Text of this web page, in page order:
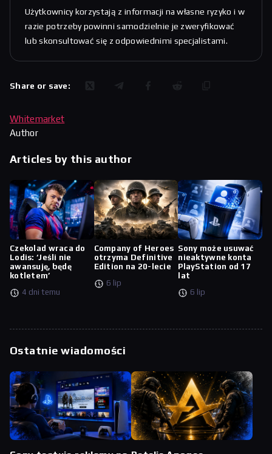
Użytkownicy korzystają z informacji na własne ryzyko i w
razie potrzeby powinni samodzielnie je zweryfikować
lub skonsultować się z odpowiednimi specjalistami.
Share or save:
Whitemarket
Author
Articles by this author
Czekolad wraca do
Lodis: ‘Jeśli nie
awansuję, będę
kotletem’
4 dni temu
Company of Heroes
otrzyma Definitive
Edition na 20-lecie
6 lip
Sony może usuwać
nieaktywne konta
PlayStation od 17
lat
6 lip
Ostatnie wiadomości